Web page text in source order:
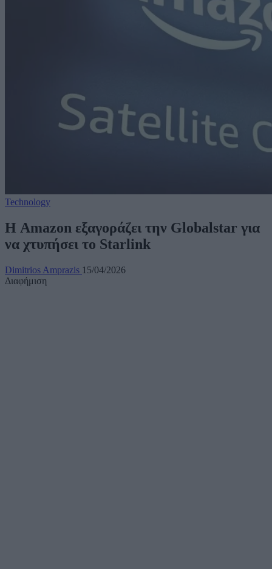
Technology
Η Amazon εξαγοράζει την Globalstar για
να χτυπήσει το Starlink
Dimitrios Amprazis 15/04/2026
Διαφήμιση